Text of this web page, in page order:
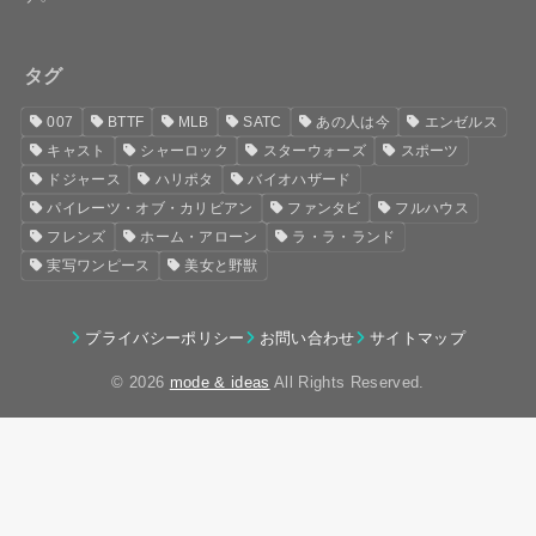
タグ
007 BTTF MLB SATC あの人は今
エンゼルス
キャスト
シャーロック スターウォーズ
スポーツ
ドジャース
ハリポタ
バイオハザード
パイレーツ・オブ・カリビアン
ファンタビ
フルハウス
フレンズ
ホーム・アローン
ラ・ラ・ランド
実写ワンピース
美女と野獣
プライバシーポリシー お問い合わせ サイトマップ
© 2026 mode & ideas All Rights Reserved.